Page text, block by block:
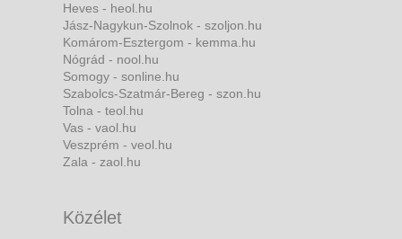
Heves - heol.hu
Jász-Nagykun-Szolnok - szoljon.hu
Komárom-Esztergom - kemma.hu
Nógrád - nool.hu
Somogy - sonline.hu
Szabolcs-Szatmár-Bereg - szon.hu
Tolna - teol.hu
Vas - vaol.hu
Veszprém - veol.hu
Zala - zaol.hu
Közélet